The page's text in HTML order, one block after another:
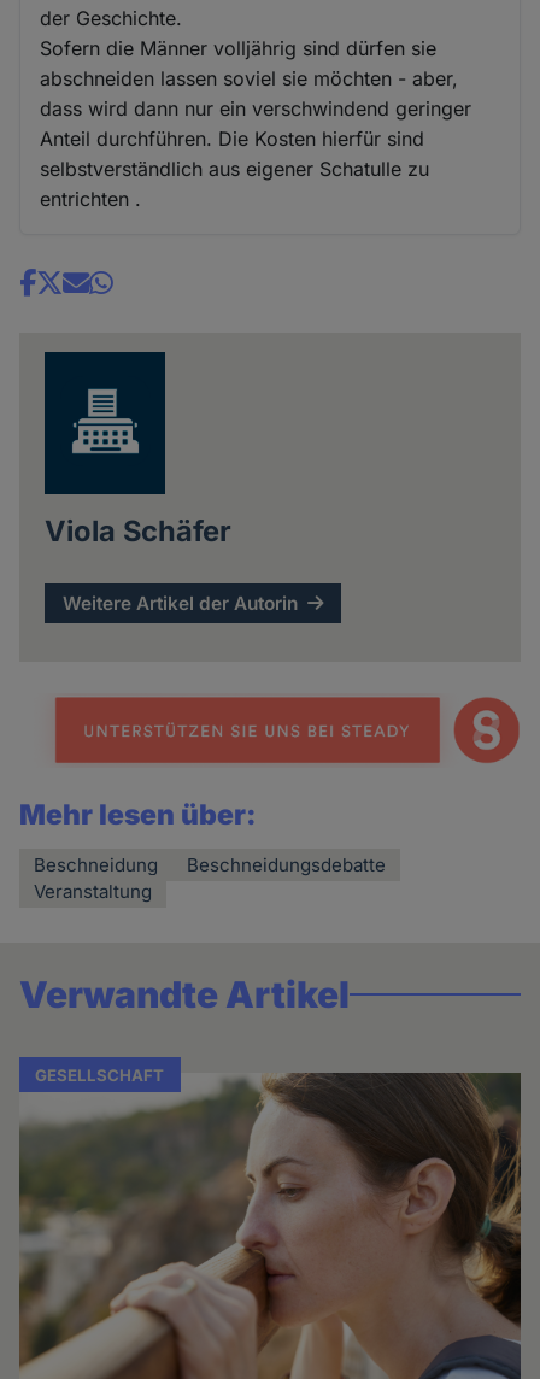
der Geschichte.
Sofern die Männer volljährig sind dürfen sie
abschneiden lassen soviel sie möchten - aber,
dass wird dann nur ein verschwindend geringer
Anteil durchführen. Die Kosten hierfür sind
selbstverständlich aus eigener Schatulle zu
entrichten .
Share
Viola Schäfer
Weitere Artikel der Autorin
Mehr lesen über:
Beschneidung
Beschneidungsdebatte
Veranstaltung
Verwandte Artikel
GESELLSCHAFT